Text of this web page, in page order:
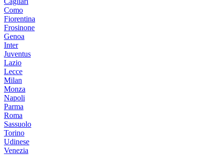
Como
Fiorentina
Frosinone
Genoa
Inter
Juventus
Lazio
Lecce
Milan
Monza
Napoli
Parma
Roma
Sassuolo
Torino
Udinese
Venezia